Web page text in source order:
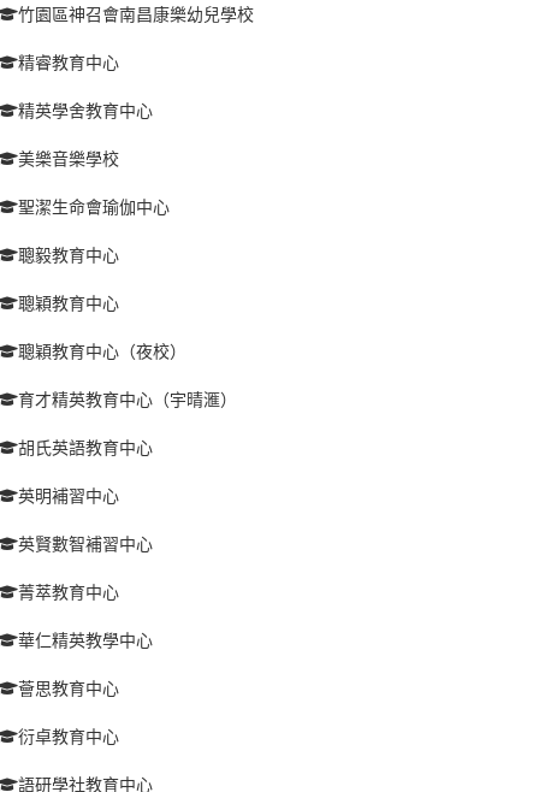
竹園區神召會南昌康樂幼兒學校
精睿教育中心
精英學舍教育中心
美樂音樂學校
聖潔生命會瑜伽中心
聰毅教育中心
聰穎教育中心
聰穎教育中心（夜校）
育才精英教育中心（宇晴滙）
胡氏英語教育中心
英明補習中心
英賢數智補習中心
菁萃教育中心
華仁精英教學中心
薈思教育中心
衍卓教育中心
語研學社教育中心